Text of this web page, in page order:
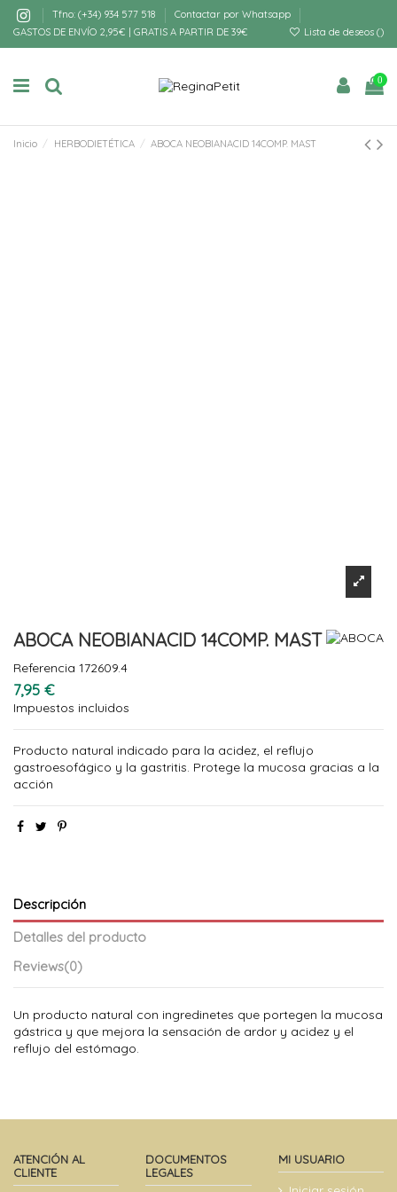
Tfno: (+34) 934 577 518
Contactar por Whatsapp
GASTOS DE ENVÍO 2,95€ | GRATIS A PARTIR DE 39€
Lista de deseos ()
0
Inicio HERBODIETÉTICA ABOCA NEOBIANACID 14COMP. MAST
ABOCA NEOBIANACID 14COMP. MAST
Referencia 172609.4
7,95 €
Impuestos incluidos
Producto natural indicado para la acidez, el reflujo
gastroesofágico y la gastritis. Protege la mucosa gracias a la
acción
Descripción
Detalles del producto
Reviews(0)
Un producto natural con ingredinetes que portegen la mucosa
gástrica y que mejora la sensación de ardor y acidez y el
reflujo del estómago.
ATENCIÓN AL
CLIENTE
DOCUMENTOS
LEGALES
MI USUARIO